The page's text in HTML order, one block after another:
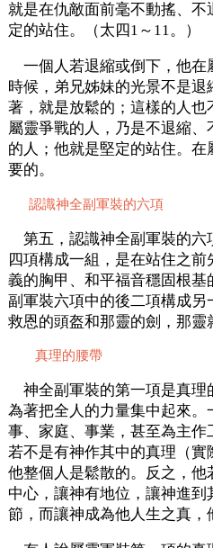
就是在仇敵面前毫不動搖、
定的站住。（太四1～11。）
一個人若退縮或倒下，他
時候，弟兄姊妹的光景不是
著，就是放鬆的；這樣的人
屬靈爭戰的人，乃是不退縮
的人；他就是堅定的站住。
要的。
認識神全副軍裝的六項
第五，認識神全副軍裝的
四項構成一組，是在站住之前
義的胸甲、和平福音穩固根
副軍裝六項中的後二項構成另
救恩的頭盔和那靈的劍，那靈
真理的腰帶
神全副軍裝的第一項是真理
為著把全人的力量集中起來
事、家庭、事業，甚至為主作
若不是有神作其中的真理（實
他整個人是鬆散的。反之，
中心，讓神有地位，讓神進
節，而讓神成為他人生之真，